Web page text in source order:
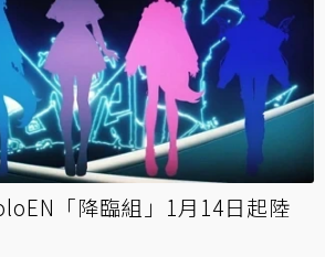
「降臨組」1月14日起陸